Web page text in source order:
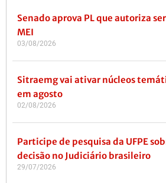
Senado aprova PL que autoriza
MEI
03/08/2026
Sitraemg vai ativar núcleos
em agosto
02/08/2026
Participe de pesquisa da UFPE
decisão no Judiciário brasileiro
29/07/2026